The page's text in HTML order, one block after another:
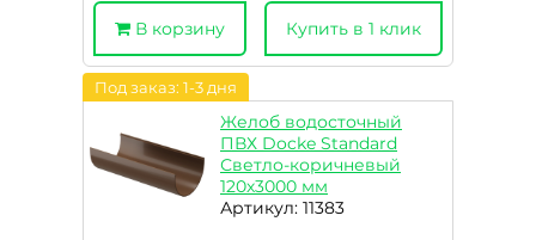
В корзину Купить в 1 клик
Под заказ: 1-3 дня
Желоб водосточный
ПВХ Docke Standard
Светло-коричневый
120х3000 мм
Артикул: 11383